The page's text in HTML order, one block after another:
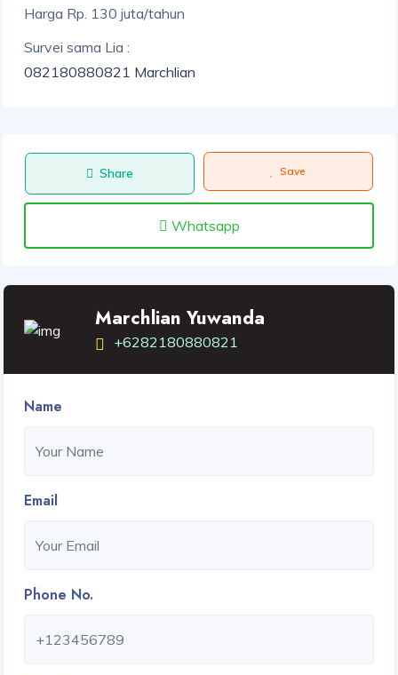
Harga Rp. 130 juta/tahun
Survei sama Lia :
082180880821 Marchlian
Share Save
Whatsapp
Marchlian Yuwanda
+6282180880821
Name
Email
Phone No.